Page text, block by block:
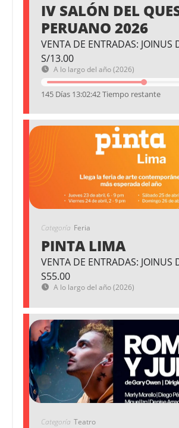
IV SALÓN DEL
PERUANO 2026
VENTA DE ENTRADAS: JOINUS
S/13.00
A lo largo del año (2026)
145 Días 13:02:42 Tiempo restante
Categoría Feria
PINTA LIMA
VENTA DE ENTRADAS: JOINUS
S55.00
A lo largo del año (2026)
Categoría Teatro